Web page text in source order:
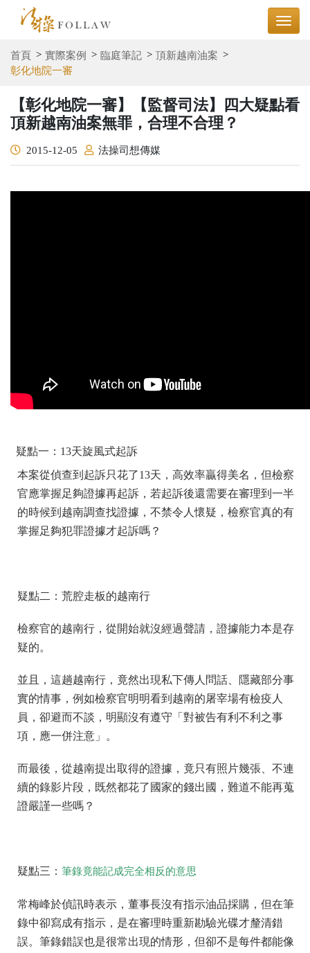
首頁 實際案例 臨庭筆記
頂新越南油案
彰化地院一審
【彰化地院一審】【監督司法】四大疑點看
頂新越南油案無罪，合理不合理？
2015-12-05 法操司想傳媒
疑點一：13天旋風式起訴
本案從偵查到起訴只花了13天，高效率贏得美名，但檢察
官應掌握足夠證據再起訴，若起訴後還需要在審理到一半
的時候到越南調查找證據，不禁令人懷疑，檢察官真的有
掌握足夠犯罪證據才起訴嗎？
疑點二：荒腔走板的越南行
檢察官的越南行，從開始就沒經過聲請，證據能力本是存
疑的。
並且，這趟越南行，竟然出現私下傳人問話、隱藏部分事
實的情事，例如檢察官明明看到越南的屠宰場有檢疫人
員，卻避而不談，明顯沒有遵守「對被告有利不利之事
項，應一併注意」。
而最後，從越南提出取得的證據，竟只有照片幾張、不連
續的錄影片段，既然都花了國家的錢出國，難道不能再蒐
證嚴謹一些嗎？
疑點三： 筆錄竟能記成完全相反的意思
常梅峰於偵訊時表示，董事長沒有指示油品採購，但在筆
錄中卻寫成有指示，是在審理時重新勘驗光碟才釐清錯
誤。筆錄錯誤也是很常出現的情形，但卻不是每件都能像